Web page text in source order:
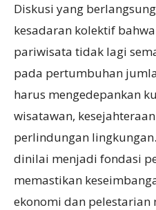
Diskusi yang
kesadaran kolektif
pariwisata tidak lagi
pada pertumbuhan
harus mengedepankan
wisatawan,
perlindungan
dinilai menjadi fondasi
memastikan
ekonomi dan